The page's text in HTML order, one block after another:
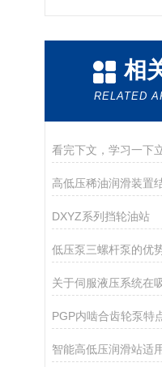
相
RELATED
DXYZ系列挡轮油站
低压泵三螺杆泵的优
PGP内啮合齿轮泵特